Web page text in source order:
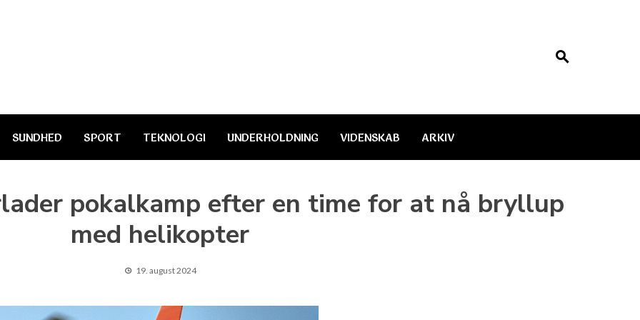
SUNDHED SPORT TEKNOLOGI UNDERHOLDNING VIDENSKAB ARKIV
pokalkamp efter en time for at nå bryllup
med helikopter
19. august 2024